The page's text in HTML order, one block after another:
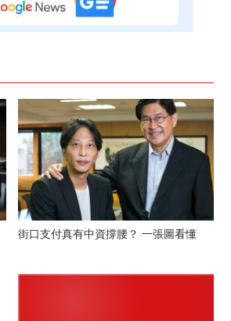
街口支付真有中資撐腰？ 一張圖看懂